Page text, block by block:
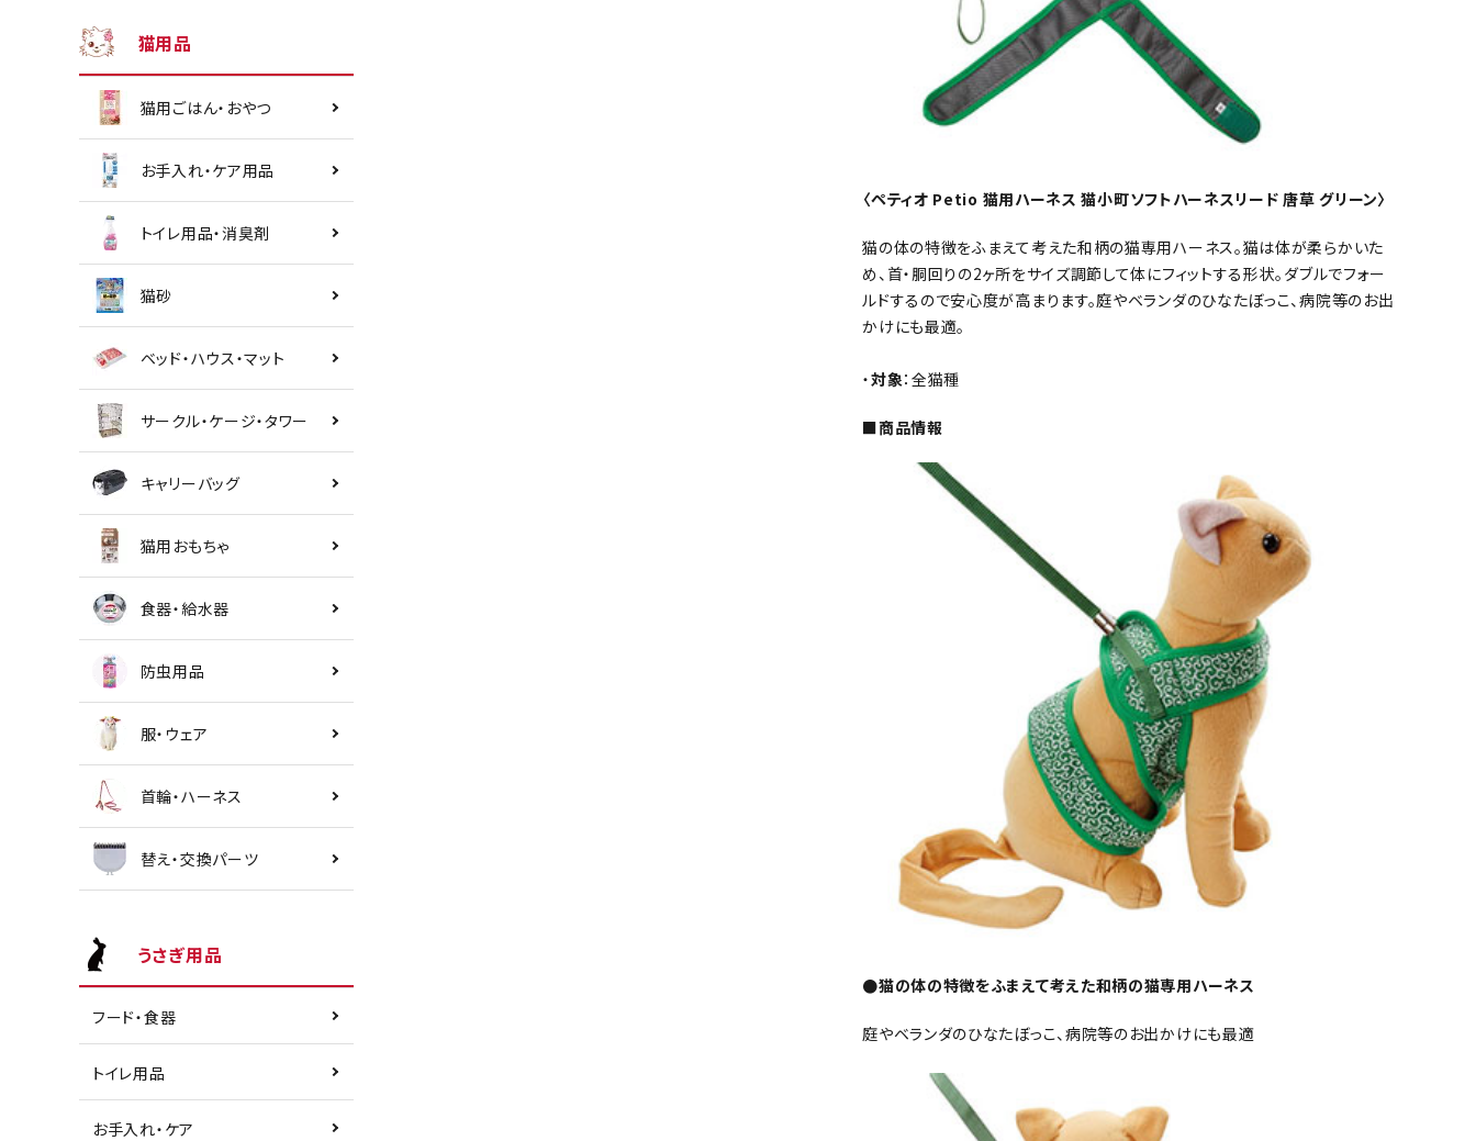
猫用品
猫用ごはん・おやつ
お手入れ・ケア用品
トイレ用品・消臭剤
猫砂
ベッド・ハウス・マット
サークル・ケージ・タワー
キャリーバッグ
猫用おもちゃ
食器・給水器
防虫用品
服・ウェア
首輪・ハーネス
替え・交換パーツ
うさぎ用品
フード・食器
トイレ用品
お手入れ・ケア
〈ペティオ Petio 猫用ハーネス 猫小町ソフトハーネスリード 唐草 グリーン〉
猫の体の特徴をふまえて考えた和柄の猫専用ハーネス。猫は体が柔らかいた
め、首・胴回りの2ヶ所をサイズ調節して体にフィットする形状。ダブルでフォー
ルドするので安心度が高まります。庭やベランダのひなたぼっこ、病院等のお出
かけにも最適。
・対象：全猫種
■商品情報
●猫の体の特徴をふまえて考えた和柄の猫専用ハーネス
庭やベランダのひなたぼっこ、病院等のお出かけにも最適